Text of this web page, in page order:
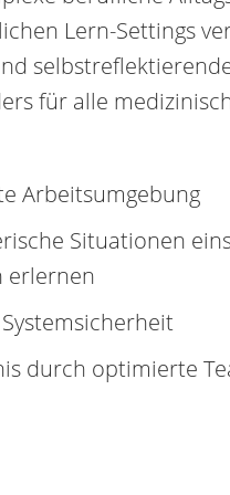
Lern-Settings
für alle
Arbeitsumgebung
Situationen
erlernen
durch optimierte